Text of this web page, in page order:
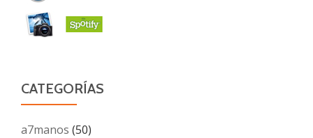
CATEGORÍAS
a7manos (50)